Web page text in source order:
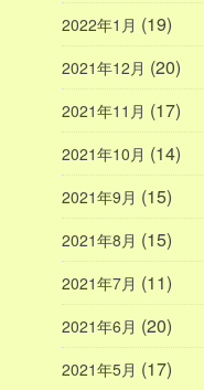
2022年1月 (19)
2021年12月 (20)
2021年11月 (17)
2021年10月 (14)
2021年9月 (15)
2021年8月 (15)
2021年7月 (11)
2021年6月 (20)
2021年5月 (17)